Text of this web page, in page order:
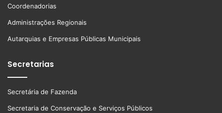
Coordenadorias
Administrações Regionais
Autarquias e Empresas Públicas Municipais
Secretarias
Secretária de Fazenda
Secretaria de Conservação e Serviços Públicos